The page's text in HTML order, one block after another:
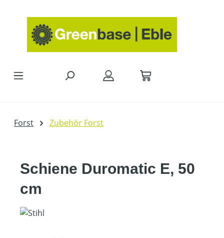
Forst Zubehör Forst
Schiene Duromatic E, 50
cm